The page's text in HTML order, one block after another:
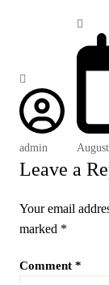
admin
Leave a
Your email
marked *
Comment *